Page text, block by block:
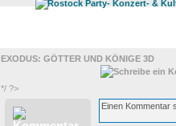
EXODUS: GÖTTER UND KÖNIGE 3D
*/ ?>